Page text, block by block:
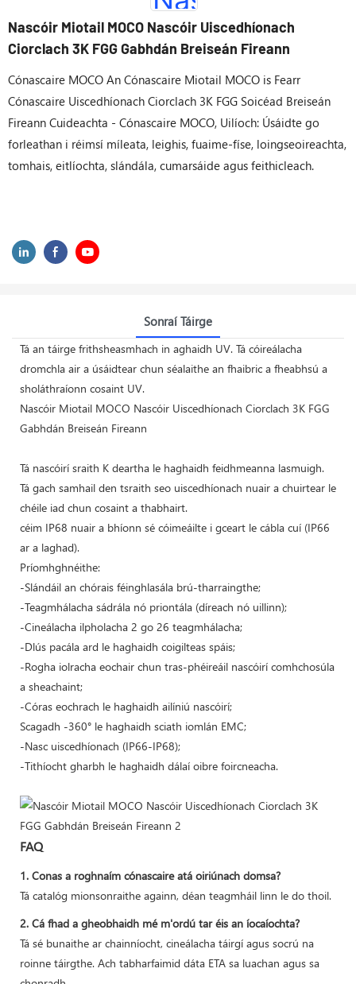
Nascóir Miotail MOCO Nascóir Uiscedhíonach
Ciorclach 3K FGG Gabhdán Breiseán Fireann
Cónascaire MOCO An Cónascaire Miotail MOCO is Fearr
Cónascaire Uiscedhíonach Ciorclach 3K FGG Soicéad Breiseán
Fireann Cuideachta - Cónascaire MOCO, Uilíoch: Úsáidte go
forleathan i réimsí míleata, leighis, fuaime-físe, loingseoireachta,
tomhais, eitlíochta, slándála, cumarsáide agus feithicleach.
Sonraí Táirge
Tá an táirge frithsheasmhach in aghaidh UV. Tá cóireálacha
dromchla air a úsáidtear chun séalaithe an fhaibric a fheabhsú a
sholáthraíonn cosaint UV.
Nascóir Miotail MOCO Nascóir Uiscedhíonach Ciorclach 3K FGG
Gabhdán Breiseán Fireann
Tá nascóirí sraith K deartha le haghaidh feidhmeanna lasmuigh.
Tá gach samhail den tsraith seo uiscedhíonach nuair a chuirtear le
chéile iad chun cosaint a thabhairt.
céim IP68 nuair a bhíonn sé cóimeáilte i gceart le cábla cuí (IP66
ar a laghad).
Príomhghnéithe:
-Slándáil an chórais féinghlasála brú-tharraingthe;
-Teagmhálacha sádrála nó priontála (díreach nó uillinn);
-Cineálacha ilpholacha 2 go 26 teagmhálacha;
-Dlús pacála ard le haghaidh coigilteas spáis;
-Rogha iolracha eochair chun tras-phéireáil nascóirí comhchosúla
a sheachaint;
-Córas eochrach le haghaidh ailíniú nascóirí;
Scagadh -360° le haghaidh sciath iomlán EMC;
-Nasc uiscedhíonach (IP66-IP68);
-Tithíocht gharbh le haghaidh dálaí oibre foircneacha.
FAQ
1. Conas a roghnaím cónascaire atá oiriúnach domsa?
Tá catalóg mionsonraithe againn, déan teagmháil linn le do thoil.
2. Cá fhad a gheobhaidh mé m'ordú tar éis an íocaíochta?
Tá sé bunaithe ar chainníocht, cineálacha táirgí agus socrú na
roinne táirgthe. Ach tabharfaimid dáta ETA sa luachan agus sa